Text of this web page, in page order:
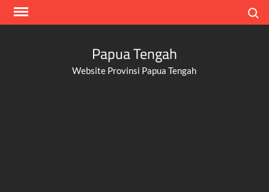
Skip
Papua Tengah
Website Provinsi Papua Tengah